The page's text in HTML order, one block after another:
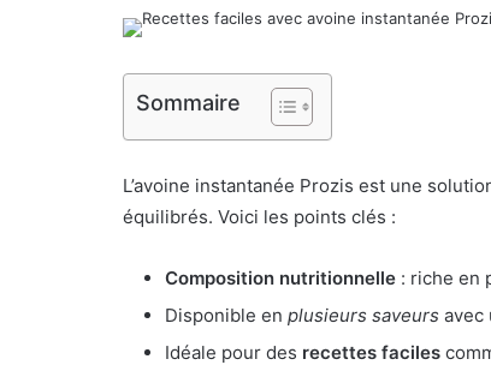
Sommaire
L’avoine instantanée Prozis est une
équilibrés. Voici les points clés :
Composition nutritionnelle : riche en
Disponible en plusieurs saveurs avec
Idéale pour des recettes faciles